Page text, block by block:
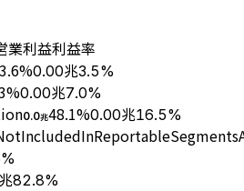
業利益利益率
%0.00兆3.5%
%0.00兆7.0%
0.0兆48.1%0.00兆16.5%
82.8%